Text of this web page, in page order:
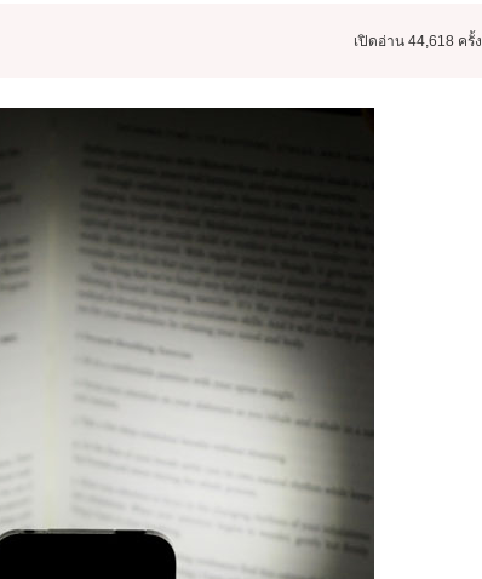
เปิดอ่าน 44,618 ครั้ง